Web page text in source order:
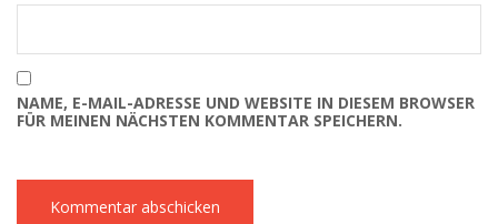
NAME, E-MAIL-ADRESSE UND WEBSITE IN DIESEM BROWSER
FÜR MEINEN NÄCHSTEN KOMMENTAR SPEICHERN.